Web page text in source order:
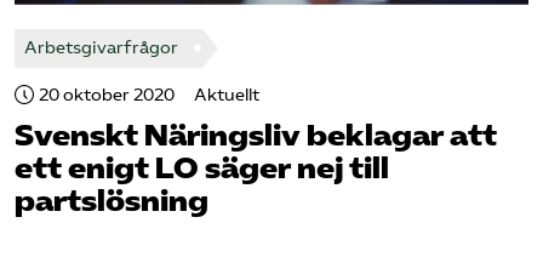
Arbetsgivarfrågor
20 oktober 2020 Aktuellt
Svenskt Näringsliv beklagar att
ett enigt LO säger nej till
partslösning